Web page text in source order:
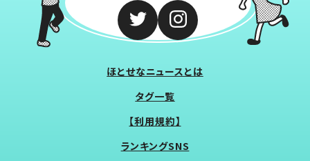
ほとせなニュースとは
タグ一覧
【利用規約】
ランキングSNS